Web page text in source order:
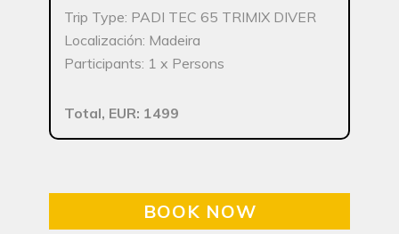
Trip Type: PADI TEC 65 TRIMIX DIVER
Localización: Madeira
Participants: 1 x Persons
Total, EUR: 1499
BOOK NOW